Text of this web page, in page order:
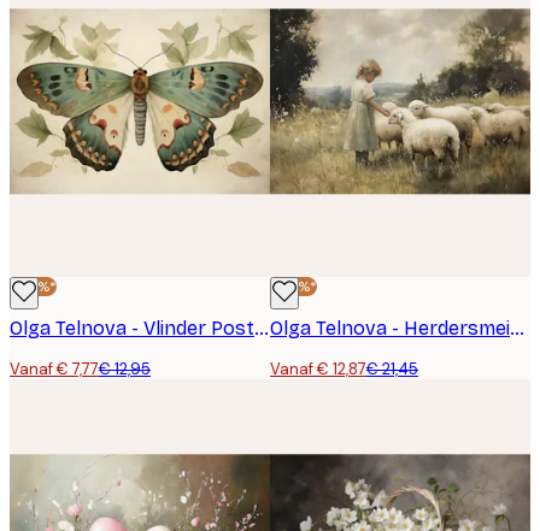
-40%*
Olga Telnova - Vlinder Poster
Vanaf € 7,77€ 12,95
-40%*
Olga Telnova - Herdersmeisje met Schapen Poster
Vanaf € 12,87€ 21,45